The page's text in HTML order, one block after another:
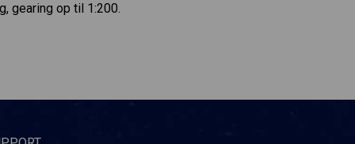
gearing op til 1:200.